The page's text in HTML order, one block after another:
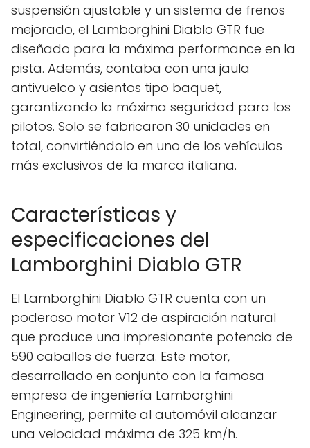
suspensión ajustable y un sistema de frenos
mejorado, el Lamborghini Diablo GTR fue
diseñado para la máxima performance en la
pista. Además, contaba con una jaula
antivuelco y asientos tipo baquet,
garantizando la máxima seguridad para los
pilotos. Solo se fabricaron 30 unidades en
total, convirtiéndolo en uno de los vehículos
más exclusivos de la marca italiana.
Características y
especificaciones del
Lamborghini Diablo GTR
El Lamborghini Diablo GTR cuenta con un
poderoso motor V12 de aspiración natural
que produce una impresionante potencia de
590 caballos de fuerza. Este motor,
desarrollado en conjunto con la famosa
empresa de ingeniería Lamborghini
Engineering, permite al automóvil alcanzar
una velocidad máxima de 325 km/h.